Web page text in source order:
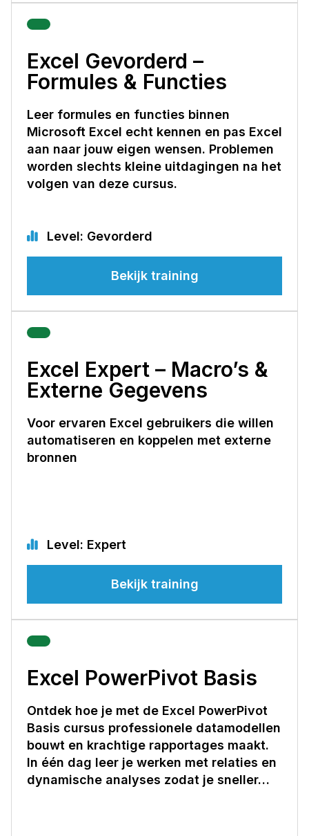
Excel Gevorderd –
Formules & Functies
Leer formules en functies binnen
Microsoft Excel echt kennen en pas Excel
aan naar jouw eigen wensen. Problemen
worden slechts kleine uitdagingen na het
volgen van deze cursus.
Level: Gevorderd
Bekijk training
Excel Expert – Macro’s &
Externe Gegevens
Voor ervaren Excel gebruikers die willen
automatiseren en koppelen met externe
bronnen
Level: Expert
Bekijk training
Excel PowerPivot Basis
Ontdek hoe je met de Excel PowerPivot
Basis cursus professionele datamodellen
bouwt en krachtige rapportages maakt.
In één dag leer je werken met relaties en
dynamische analyses zodat je sneller…